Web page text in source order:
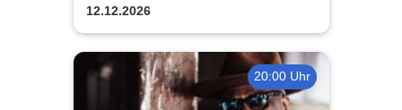
12.12.2026
20:00 Uhr